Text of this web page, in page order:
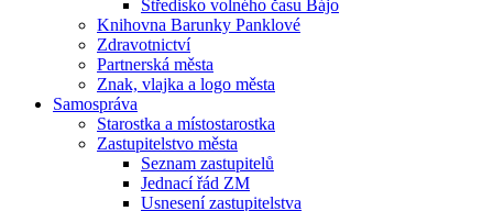
Středisko volného času Bájo
Knihovna Barunky Panklové
Zdravotnictví
Partnerská města
Znak, vlajka a logo města
Samospráva
Starostka a místostarostka
Zastupitelstvo města
Seznam zastupitelů
Jednací řád ZM
Usnesení zastupitelstva